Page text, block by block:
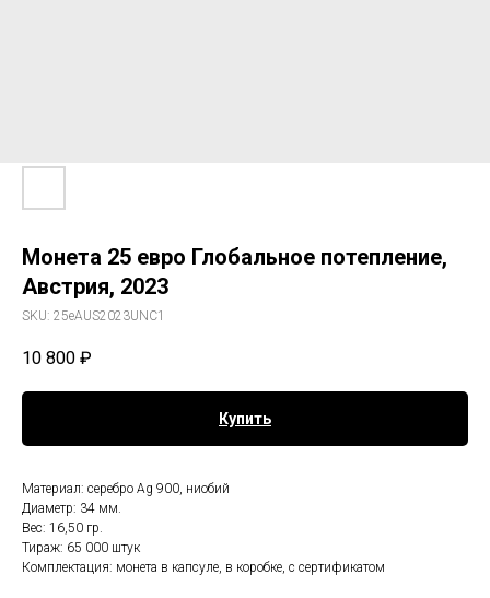
Монета 25 евро Глобальное потепление,
Австрия, 2023
SKU: 25eAUS2023UNC1
10 800 ₽
Купить
Материал: серебро Ag 900, ниобий
Диаметр: 34 мм.
Вес: 16,50 гр.
Тираж: 65 000 штук
Комплектация: монета в капсуле, в коробке, с сертификатом